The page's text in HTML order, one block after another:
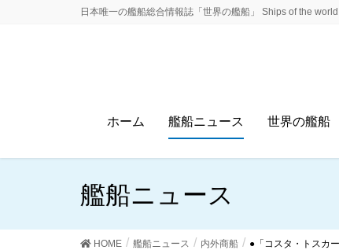
日本唯一の艦船総合情報誌「世界の艦船」 Ships of the world
ホーム 艦船ニュース 世界の艦船
艦船ニュース
HOME 艦船ニュース 内外商船 ●「コスタ・トスカ